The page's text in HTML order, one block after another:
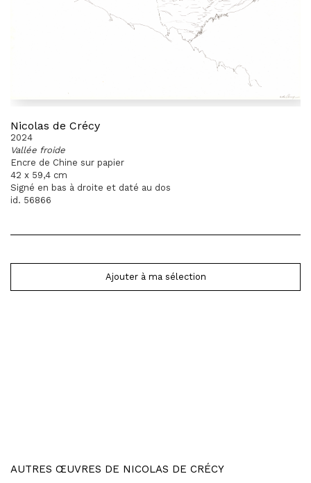
Nicolas de Crécy
2024
Vallée froide
Encre de Chine sur papier
42 x 59,4 cm
Signé en bas à droite et daté au dos
id. 56866
Ajouter à ma sélection
AUTRES ŒUVRES DE NICOLAS DE CRÉCY